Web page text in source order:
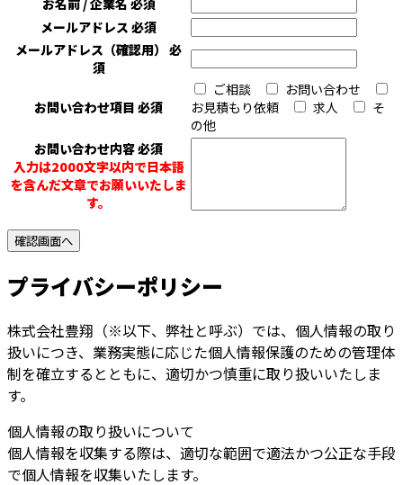
お名前 / 企業名 必須
メールアドレス 必須
メールアドレス（確認用） 必
須
お問い合わせ項目 必須
ご相談
お問い合わせ
お見積もり依頼
求人
そ
の他
お問い合わせ内容必須
入力は2000文字以内で日本語
を含んだ文章でお願いいたしま
す。
プライバシーポリシー
株式会社豊翔（※以下、弊社と呼ぶ）では、個人情報の取り
扱いにつき、業務実態に応じた個人情報保護のための管理体
制を確立するとともに、適切かつ慎重に取り扱いいたしま
す。
個人情報の取り扱いについて
個人情報を収集する際は、適切な範囲で適法かつ公正な手段
で個人情報を収集いたします。